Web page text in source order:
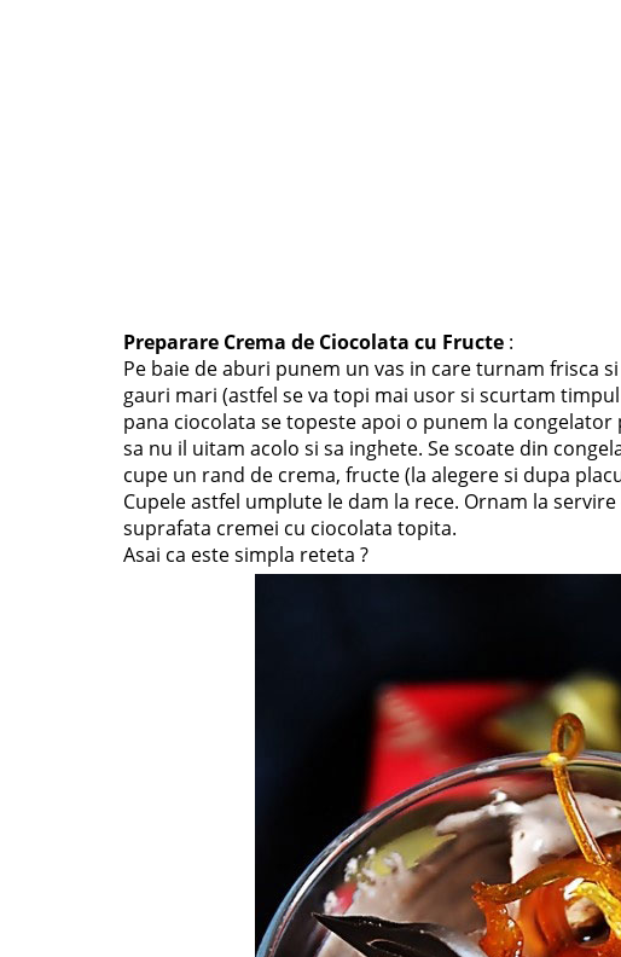
Preparare Crema de Ciocolata cu Fructe :
Pe baie de aburi punem un vas in care turnam frisca
gauri mari (astfel se va topi mai usor si scurtam
pana ciocolata se topeste apoi o punem la
sa nu il uitam acolo si sa inghete. Se scoate din
cupe un rand de crema, fructe (la alegere si dupa
Cupele astfel umplute le dam la rece. Ornam la
suprafata cremei cu ciocolata topita.
Asai ca este simpla reteta ?